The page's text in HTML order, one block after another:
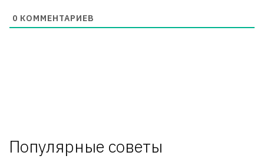
0 КОММЕНТАРИЕВ
Популярные советы